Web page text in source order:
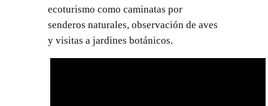
ecoturismo como caminatas por
senderos naturales, observación de aves
y visitas a jardines botánicos.